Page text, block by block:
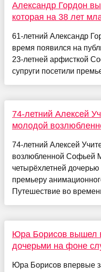
Александр Гордон
которая на 38 лет
61-летний Александр
время появился на
23-летней арфисткой
супруги посетили
74-летний Алексей
молодой
74-летний Алексей
возлюбленной Софьей
четырёхлетней
премьеру
Путешествие во
Юра Борисов вышел
дочерьми на фоне
Юра Борисов впервые